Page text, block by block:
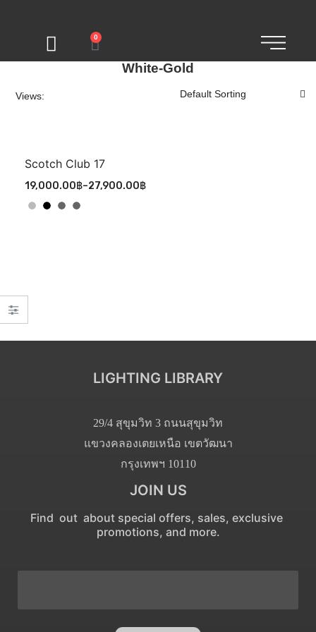
0
White-Gold
Views:
Scotch Club 17
19,000.00฿–27,900.00฿
LIGHTING LIBRARY
29/4 สุขุมวิท 3 ถนนสุขุมวิท
แขวงคลองเตยเหนือ เขตวัฒนา
กรุงเทพฯ 10110
JOIN US
Find out about special offers, sales, exclusive
promotions, and more.